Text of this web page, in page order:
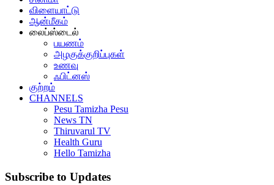
விளையாட்டு
ஆன்மீகம்
லைப்ஸ்டைல்
பயணம்
அழகுக்குறிப்புகள்
உணவு
ஃபிட்னஸ்
குற்றம்
CHANNELS
Pesu Tamizha Pesu
News TN
Thiruvarul TV
Health Guru
Hello Tamizha
Subscribe to Updates